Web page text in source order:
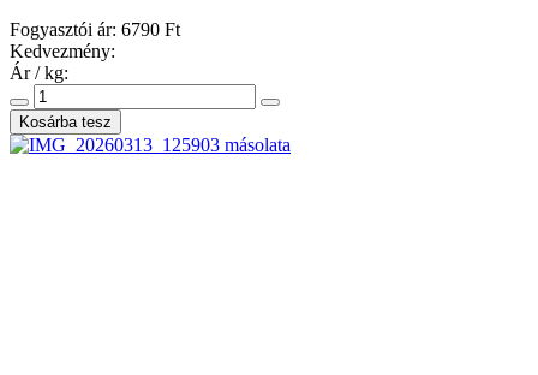
Fogyasztói ár: 6790 Ft
Kedvezmény:
Ár / kg: